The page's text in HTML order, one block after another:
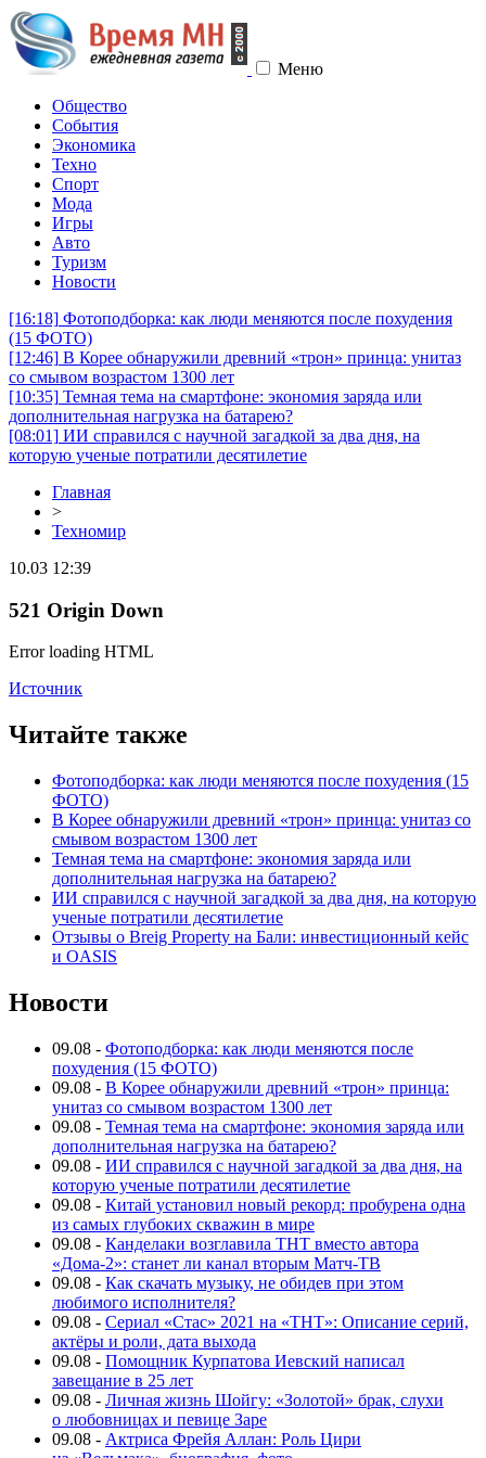
Меню
Общество
События
Экономика
Техно
Спорт
Мода
Игры
Авто
Туризм
Новости
[16:18] Фотоподборка: как люди меняются после похудения
(15 ФОТО)
[12:46] В Корее обнаружили древний «трон» принца: унитаз
со смывом возрастом 1300 лет
[10:35] Темная тема на смартфоне: экономия заряда или
дополнительная нагрузка на батарею?
[08:01] ИИ справился с научной загадкой за два дня, на
которую ученые потратили десятилетие
Главная
>
Техномир
10.03 12:39
521 Origin Down
Error loading HTML
Источник
Читайте также
Фотоподборка: как люди меняются после похудения (15
ФОТО)
В Корее обнаружили древний «трон» принца: унитаз со
смывом возрастом 1300 лет
Темная тема на смартфоне: экономия заряда или
дополнительная нагрузка на батарею?
ИИ справился с научной загадкой за два дня, на которую
ученые потратили десятилетие
Отзывы о Breig Property на Бали: инвестиционный кейс
и OASIS
Новости
09.08 - Фотоподборка: как люди меняются после
похудения (15 ФОТО)
09.08 - В Корее обнаружили древний «трон» принца:
унитаз со смывом возрастом 1300 лет
09.08 - Темная тема на смартфоне: экономия заряда или
дополнительная нагрузка на батарею?
09.08 - ИИ справился с научной загадкой за два дня, на
которую ученые потратили десятилетие
09.08 - Китай установил новый рекорд: пробурена одна
из самых глубоких скважин в мире
09.08 - Канделаки возглавила ТНТ вместо автора
«Дома-2»: станет ли канал вторым Матч-ТВ
09.08 - Как скачать музыку, не обидев при этом
любимого исполнителя?
09.08 - Сериал «Стас» 2021 на «ТНТ»: Описание серий,
актёры и роли, дата выхода
09.08 - Помощник Курпатова Иевский написал
завещание в 25 лет
09.08 - Личная жизнь Шойгу: «Золотой» брак, слухи
о любовницах и певице Заре
09.08 - Актриса Фрейя Аллан: Роль Цири